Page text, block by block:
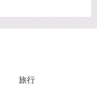
旅行